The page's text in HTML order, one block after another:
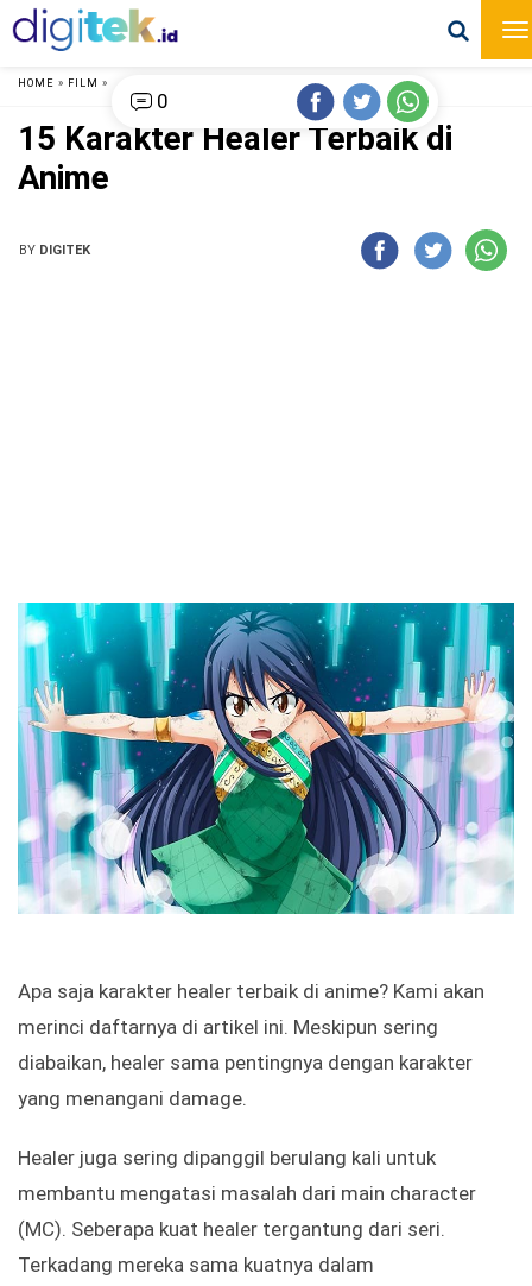
HOME » FILM »
15 Karakter Healer Terbaik di
Anime
BY DIGITEK
Apa saja karakter healer terbaik di anime? Kami akan
merinci daftarnya di artikel ini. Meskipun sering
diabaikan, healer sama pentingnya dengan karakter
yang menangani damage.
Healer juga sering dipanggil berulang kali untuk
membantu mengatasi masalah dari main character
(MC). Seberapa kuat healer tergantung dari seri.
Terkadang mereka sama kuatnya dalam
0